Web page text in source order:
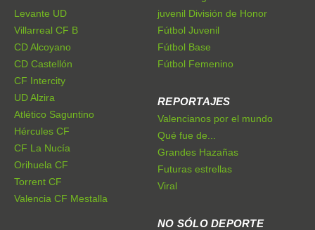
Levante UD
Villarreal CF B
CD Alcoyano
CD Castellón
CF Intercity
UD Alzira
Atlético Saguntino
Hércules CF
CF La Nucía
Orihuela CF
Torrent CF
Valencia CF Mestalla
juvenil División de Honor
Fútbol Juvenil
Fútbol Base
Fútbol Femenino
REPORTAJES
Valencianos por el mundo
Qué fue de...
Grandes Hazañas
Futuras estrellas
Viral
NO SÓLO DEPORTE